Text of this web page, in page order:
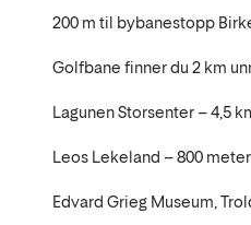
200 m til bybanestopp
Golfbane finner du 2 km
Lagunen Storsenter – 4,5
Leos Lekeland – 800 meter
Edvard Grieg Museum,